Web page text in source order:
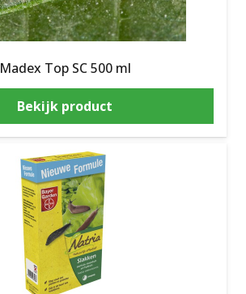
Madex Top SC 500 ml
Bekijk product